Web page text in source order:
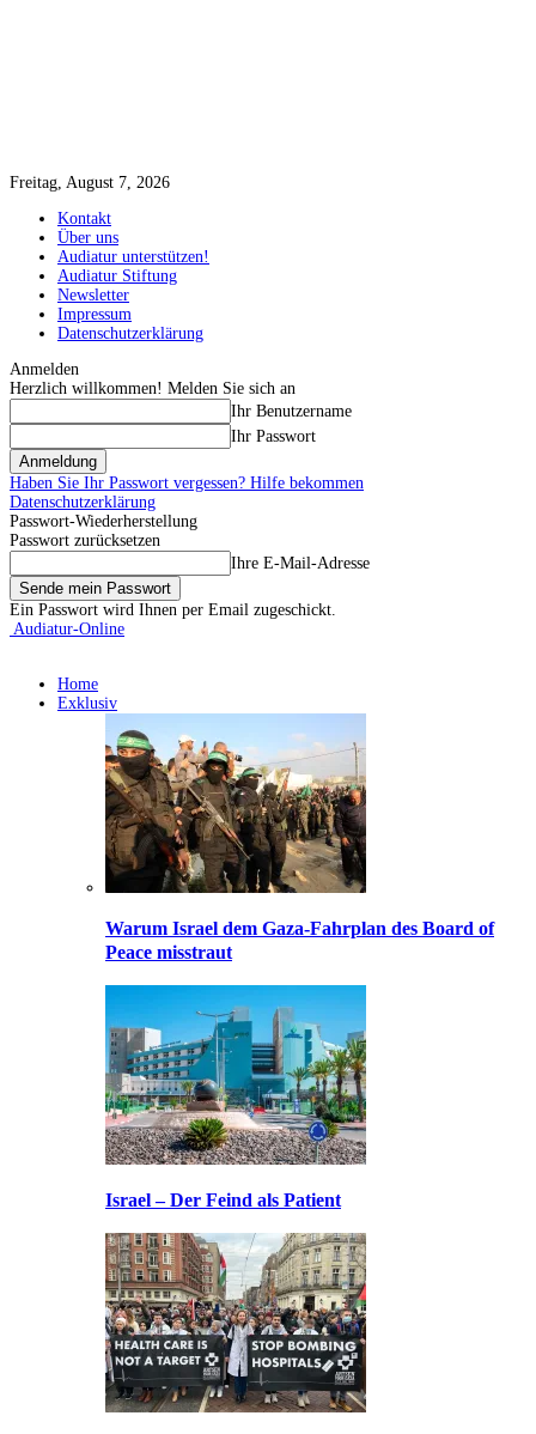
Freitag, August 7, 2026
Kontakt
Über uns
Audiatur unterstützen!
Audiatur Stiftung
Newsletter
Impressum
Datenschutzerklärung
Anmelden
Herzlich willkommen! Melden Sie sich an
Ihr Benutzername
Ihr Passwort
Haben Sie Ihr Passwort vergessen? Hilfe bekommen
Datenschutzerklärung
Passwort-Wiederherstellung
Passwort zurücksetzen
Ihre E-Mail-Adresse
Ein Passwort wird Ihnen per Email zugeschickt.
Audiatur-Online
Home
Exklusiv
Warum Israel dem Gaza-Fahrplan des Board of
Peace misstraut
Israel – Der Feind als Patient